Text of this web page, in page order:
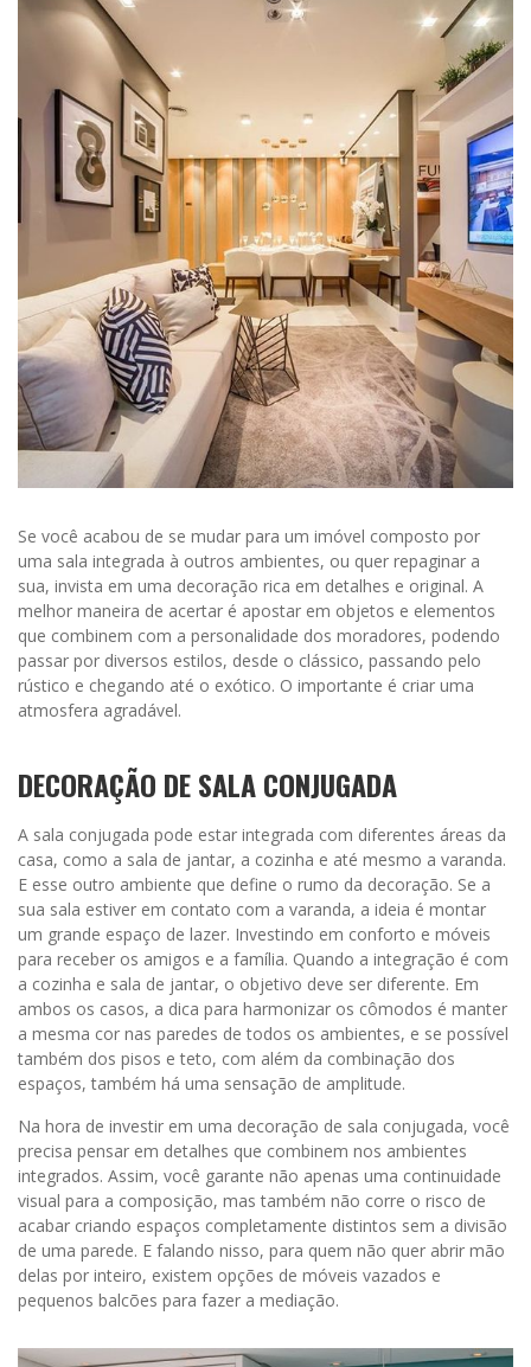
Se você acabou de se mudar para um imóvel composto por
uma sala integrada à outros ambientes, ou quer repaginar a
sua, invista em uma decoração rica em detalhes e original. A
melhor maneira de acertar é apostar em objetos e elementos
que combinem com a personalidade dos moradores, podendo
passar por diversos estilos, desde o clássico, passando pelo
rústico e chegando até o exótico. O importante é criar uma
atmosfera agradável.
DECORAÇÃO DE SALA CONJUGADA
A sala conjugada pode estar integrada com diferentes áreas da
casa, como a sala de jantar, a cozinha e até mesmo a varanda.
E esse outro ambiente que define o rumo da decoração. Se a
sua sala estiver em contato com a varanda, a ideia é montar
um grande espaço de lazer. Investindo em conforto e móveis
para receber os amigos e a família. Quando a integração é com
a cozinha e sala de jantar, o objetivo deve ser diferente. Em
ambos os casos, a dica para harmonizar os cômodos é manter
a mesma cor nas paredes de todos os ambientes, e se possível
também dos pisos e teto, com além da combinação dos
espaços, também há uma sensação de amplitude.
Na hora de investir em uma decoração de sala conjugada, você
precisa pensar em detalhes que combinem nos ambientes
integrados. Assim, você garante não apenas uma continuidade
visual para a composição, mas também não corre o risco de
acabar criando espaços completamente distintos sem a divisão
de uma parede. E falando nisso, para quem não quer abrir mão
delas por inteiro, existem opções de móveis vazados e
pequenos balcões para fazer a mediação.